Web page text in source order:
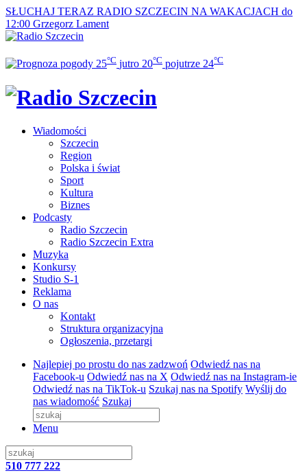
SŁUCHAJ TERAZ RADIO SZCZECIN NA WAKACJACH do
12:00 Grzegorz Lament
25°C jutro 20°C pojutrze 24°C
Wiadomości
Szczecin
Region
Polska i świat
Sport
Kultura
Biznes
Podcasty
Radio Szczecin
Radio Szczecin Extra
Muzyka
Konkursy
Studio S-1
Reklama
O nas
Kontakt
Struktura organizacyjna
Ogłoszenia, przetargi
Najlepiej po prostu do nas zadzwoń Odwiedź nas na
Facebook-u Odwiedź nas na X Odwiedź nas na Instagram-ie
Odwiedź nas na TikTok-u Szukaj nas na Spotify Wyślij do
nas wiadomość Szukaj
Menu
510 777 222